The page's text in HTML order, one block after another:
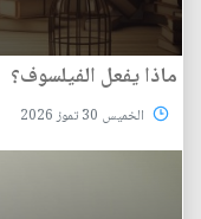
ماذا يفعل الفيلسوف؟
الخميس 30 تموز 2026